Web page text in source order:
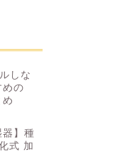
しな
めの
め
器】種
式 加